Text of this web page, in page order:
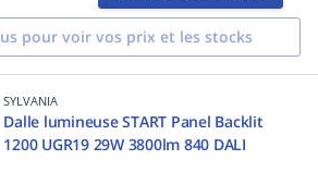
pour voir vos prix et les stocks
SYLVANIA
Dalle lumineuse START Panel Backlit
1200 UGR19 29W 3800lm 840 DALI